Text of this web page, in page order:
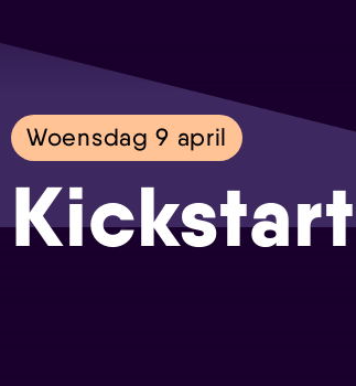
Woensdag 9 april
Kickstart